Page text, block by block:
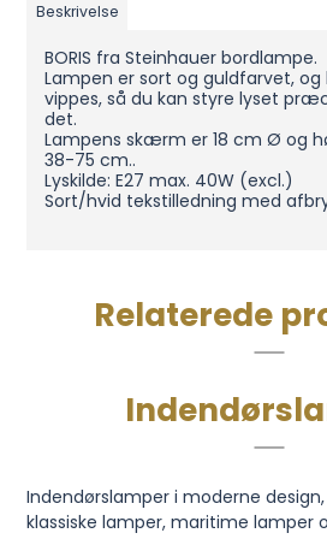
Beskrivelse
BORIS fra Steinhauer bordlampe.
Lampen er sort og guldfarvet,
vippes, så du kan styre lyset
det.
Lampens skærm er 18 cm Ø og
38-75 cm..
Lyskilde: E27 max. 40W (excl.)
Sort/hvid tekstilledning med
Relaterede
Indendørslamper i moderne
klassiske lamper, maritime lamper